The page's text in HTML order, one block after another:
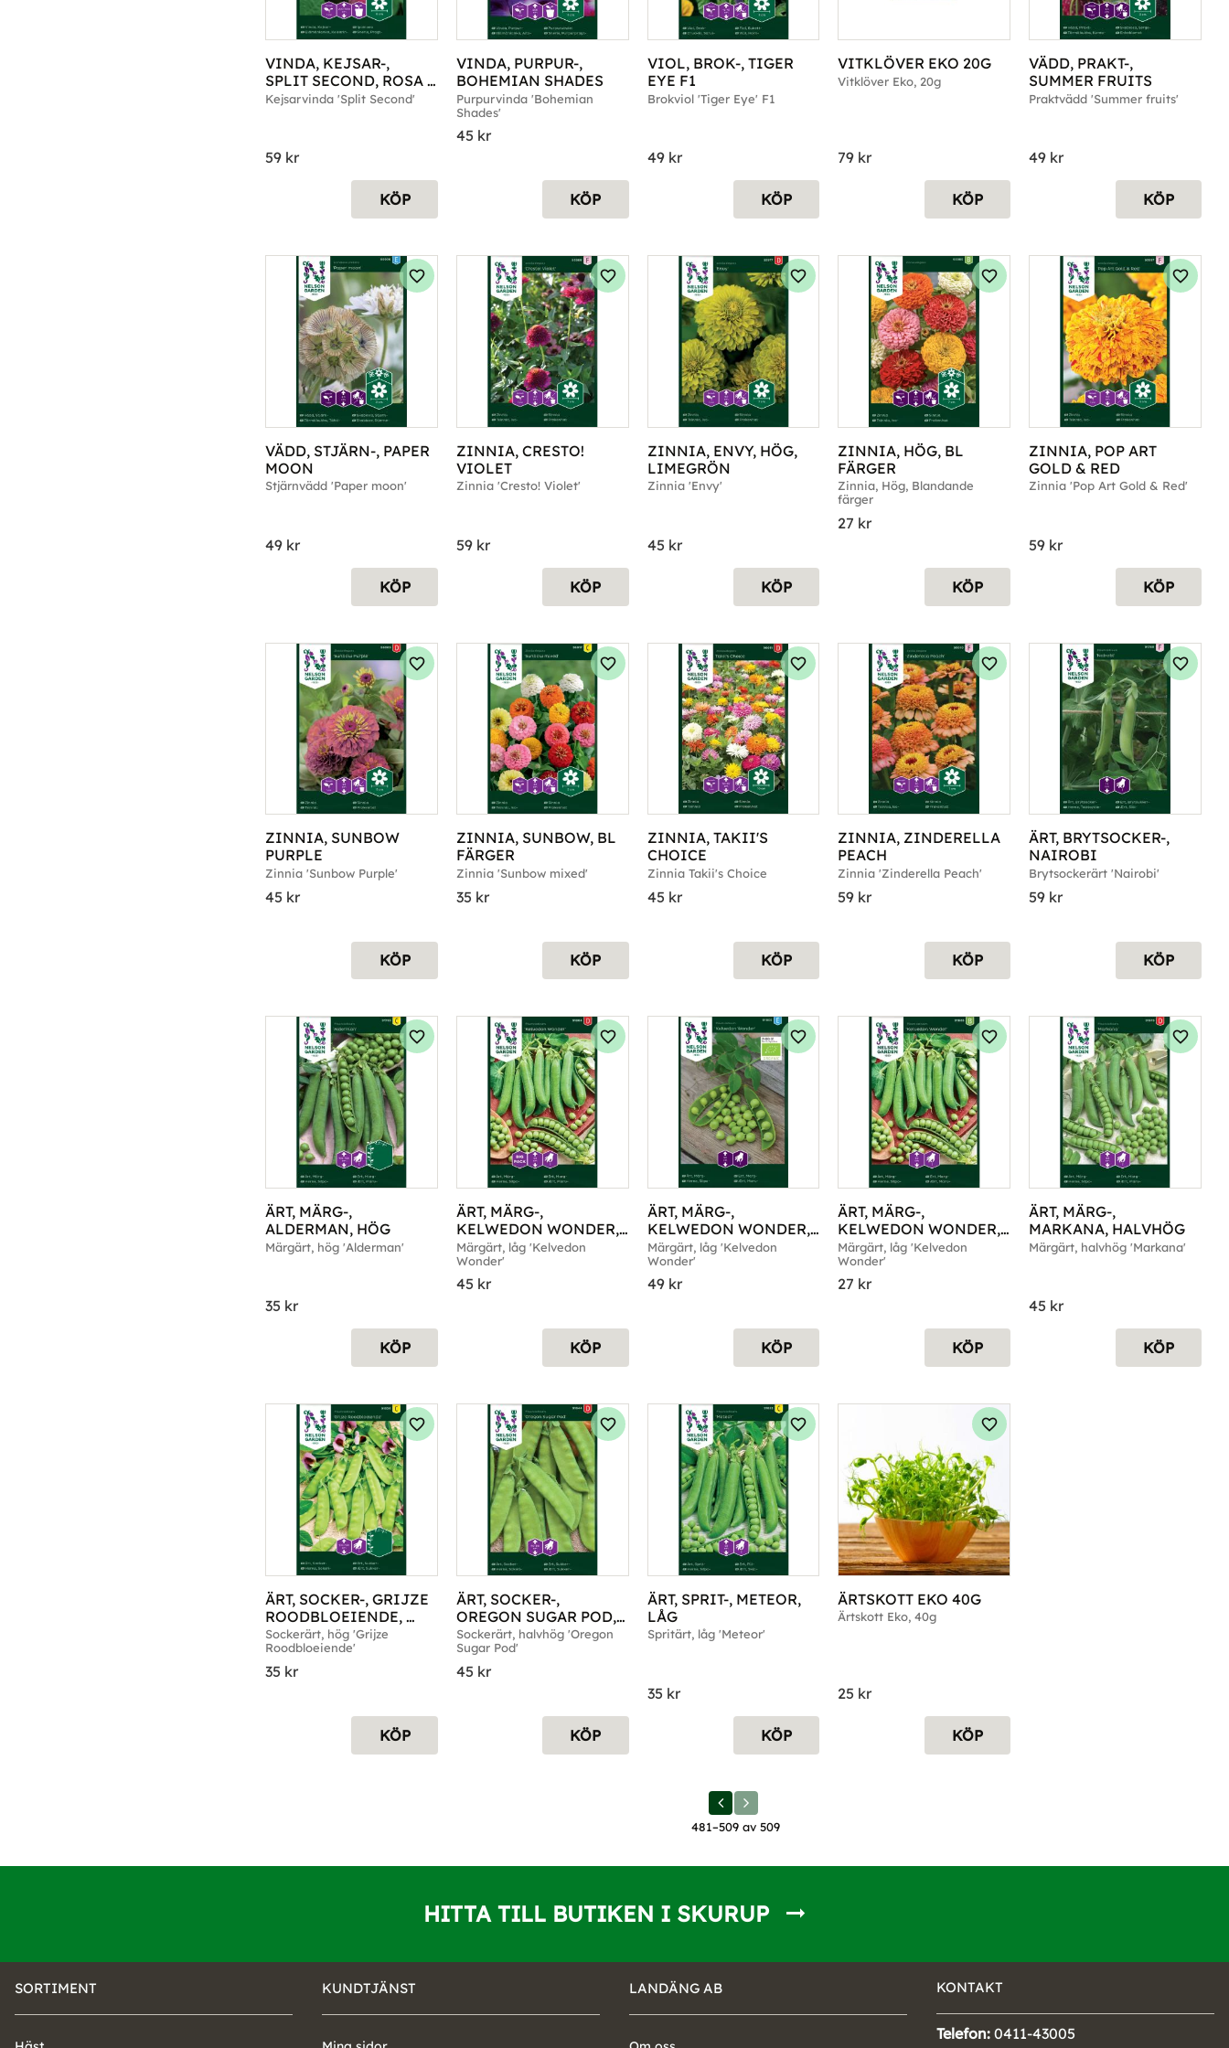
VINDA, KEJSAR-,
SPLIT SECOND, ROSA
DUBB.
Kejsarvinda 'Split Second'
59 kr
KÖP
VINDA, PURPUR-,
BOHEMIAN SHADES
Purpurvinda 'Bohemian
Shades'
45 kr
KÖP
VIOL, BROK-, TIGER
EYE F1
Brokviol 'Tiger Eye' F1
49kr
KÖP
VITKLÖVER EKO 20G
Vitklöver Eko, 20g
79 kr
KÖP
VÄDD, PRAKT-,
SUMMER FRUITS
Praktvädd 'Summer fruits'
49 kr
KÖP
VÄDD, STJÄRN-, PAPER
MOON
Stjärnvädd 'Paper moon'
49 kr
Lägg till i favoriter
KÖP
ZINNIA, CRESTO!
VIOLET
Zinnia 'Cresto! Violet'
59kr
Lägg till i favoriter
KÖP
ZINNIA, ENVY, HÖG,
LIMEGRÖN
Zinnia 'Envy'
45 kr
Lägg till i favoriter
KÖP
ZINNIA, HÖG, BL
FÄRGER
Zinnia, Hög, Blandande
färger
27 kr
Lägg till i favoriter
KÖP
ZINNIA, POP ART
GOLD & RED
Zinnia 'Pop Art Gold & Red'
59 kr
Lägg
KÖP
ZINNIA, SUNBOW
PURPLE
Zinnia 'Sunbow Purple'
45 kr
Lägg till i favoriter
KÖP
ZINNIA, SUNBOW, BL
FÄRGER
Zinnia 'Sunbow mixed'
35 kr
Lägg till i favoriter
KÖP
ZINNIA, TAKII'S
CHOICE
Zinnia Takii's Choice
45 kr
Lägg till i favoriter
KÖP
ZINNIA, ZINDERELLA
PEACH
Zinnia 'Zinderella Peach'
59 kr
Lägg till i favoriter
KÖP
ÄRT, BRYTSOCKER-,
NAIROBI
Brytsockerärt 'Nairobi'
59 kr
Lägg
KÖP
ÄRT, MÄRG-,
ALDERMAN, HÖG
Märgärt, hög 'Alderman'
35 kr
Lägg till i favoriter
KÖP
ÄRT, MÄRG-,
KELWEDON WONDER,
BIG PACK
Märgärt, låg 'Kelvedon
Wonder'
45 kr
Lägg till i favoriter
KÖP
ÄRT, MÄRG-,
KELWEDON WONDER,
ORGANIC
Märgärt, låg 'Kelvedon
Wonder'
49kr
Lägg till i favoriter
KÖP
ÄRT, MÄRG-,
KELWEDON WONDER,
LÅG
Märgärt, låg 'Kelvedon
Wonder'
27 kr
Lägg till i favoriter
KÖP
ÄRT, MÄRG-,
MARKANA, HALVHÖG
Märgärt, halvhög 'Markana'
45 kr
Lägg
KÖP
ÄRT, SOCKER-, GRIJZE
ROODBLOEIENDE,
HÖG
Sockerärt, hög 'Grijze
Roodbloeiende'
35 kr
Lägg till i favoriter
KÖP
ÄRT, SOCKER-,
OREGON SUGAR POD,
HALVHÖG
Sockerärt, halvhög 'Oregon
Sugar Pod'
45 kr
Lägg till i favoriter
KÖP
ÄRT, SPRIT-, METEOR,
LÅG
Spritärt, låg 'Meteor'
35 kr
Lägg till i favoriter
KÖP
ÄRTSKOTT EKO 40G
Ärtskott Eko, 40g
25 kr
Lägg till i favoriter
KÖP
481–509av 509
HITTA TILL BUTIKEN I SKURUP
SORTIMENT KUNDTJÄNST LANDÄNG AB KONTAKT
Telefon: 0411-43005